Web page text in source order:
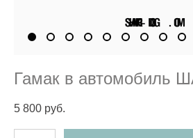
Гамак в автомобиль
5 800 pуб.